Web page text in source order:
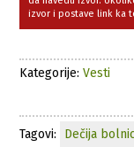
izvor i postave link ka
Kategorije:Vesti
Tagovi: Dečija